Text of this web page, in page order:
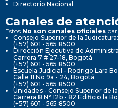
Directorio Nacional
Canales de
Estos No son canales oficiales
Consejo Superior de la Judicatura:
(+57) 601 - 565 8500
Dirección Ejecutiva de
Carrera 7 # 27-18, Bogotá
(+57) 601 - 565 8500
Escuela Judicial - Rodrigo Lara
Calle 11 No 9a - 24, Bogotá
(+57) 601 - 565 8500
Unidades - Consejo Superior de
Carrera 8 N° 12b - 82 Edificio la
(+57) 601 - 565 8500